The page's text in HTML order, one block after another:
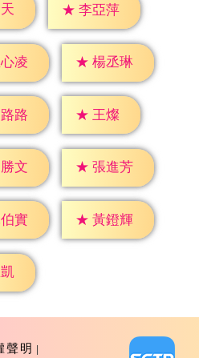
★ 李亞萍
凌 ★ 楊丞琳
路 ★ 王燦
文 ★ 張進芳
實 ★ 黃鐙輝
聲明